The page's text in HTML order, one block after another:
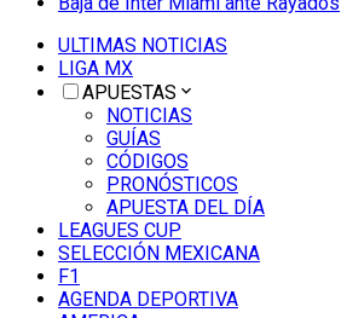
ULTIMAS NOTICIAS
LIGA MX
APUESTAS
NOTICIAS
GUÍAS
CÓDIGOS
PRONÓSTICOS
APUESTA DEL DÍA
LEAGUES CUP
SELECCIÓN MEXICANA
F1
AGENDA DEPORTIVA